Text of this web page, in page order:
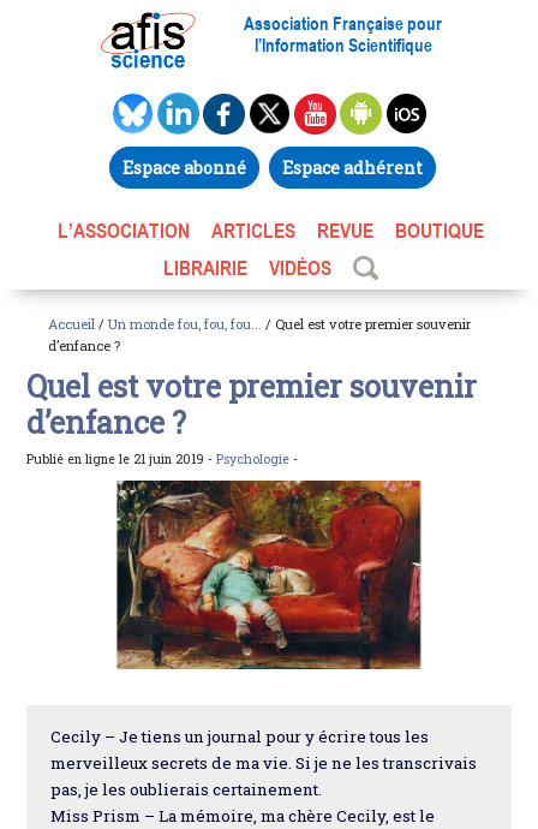
Association Française pour
l’Information Scientifique
Espace abonné Espace adhérent
L’ASSOCIATION ARTICLES REVUE
BOUTIQUE
LIBRAIRIE
VIDÉOS
Accueil / Un monde fou, fou, fou...
/ Quel est votre premier souvenir
d’enfance ?
Quel est votre premier souvenir
d’enfance ?
Publié en ligne le 21 juin 2019 -Psychologie -
Cecily – Je tiens un journal pour y écrire tous les
merveilleux secrets de ma vie. Si je ne les transcrivais
pas, je les oublierais certainement.
Miss Prism – La mémoire, ma chère Cecily, est le